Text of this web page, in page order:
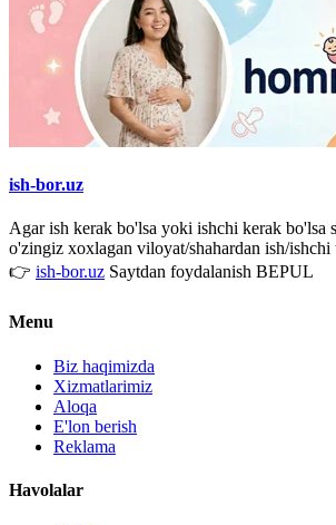
ish-bor.uz
Agar ish kerak bo'lsa yoki ishchi kerak bo'lsa
o'zingiz xoxlagan viloyat/shahardan ish/
👉 ish-bor.uz Saytdan foydalanish BEPUL
Menu
Biz haqimizda
Xizmatlarimiz
Aloqa
E'lon berish
Reklama
Havolalar